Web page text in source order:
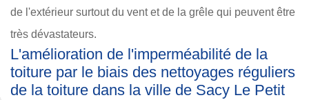
de l'extérieur surtout du vent et de la grêle qui peuvent être
très dévastateurs.
L'amélioration de l'imperméabilité de la
toiture par le biais des nettoyages réguliers
de la toiture dans la ville de Sacy Le Petit